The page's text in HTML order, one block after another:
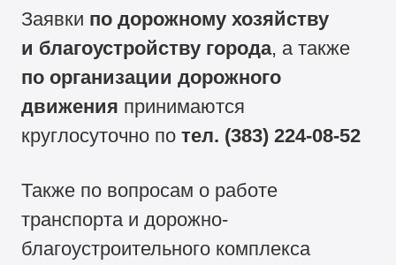
Заявки по дорожному хозяйству
и благоустройству города, а также
по организации дорожного
движения принимаются
круглосуточно потел. (383) 224-08-52
Также по вопросам о работе
транспорта и дорожно-
благоустроительного комплекса